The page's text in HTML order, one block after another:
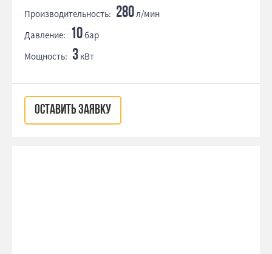
Производительность: 280л/мин
Давление: 10бар
Мощность: 3 кВт
ОСТАВИТЬ ЗАЯВКУ